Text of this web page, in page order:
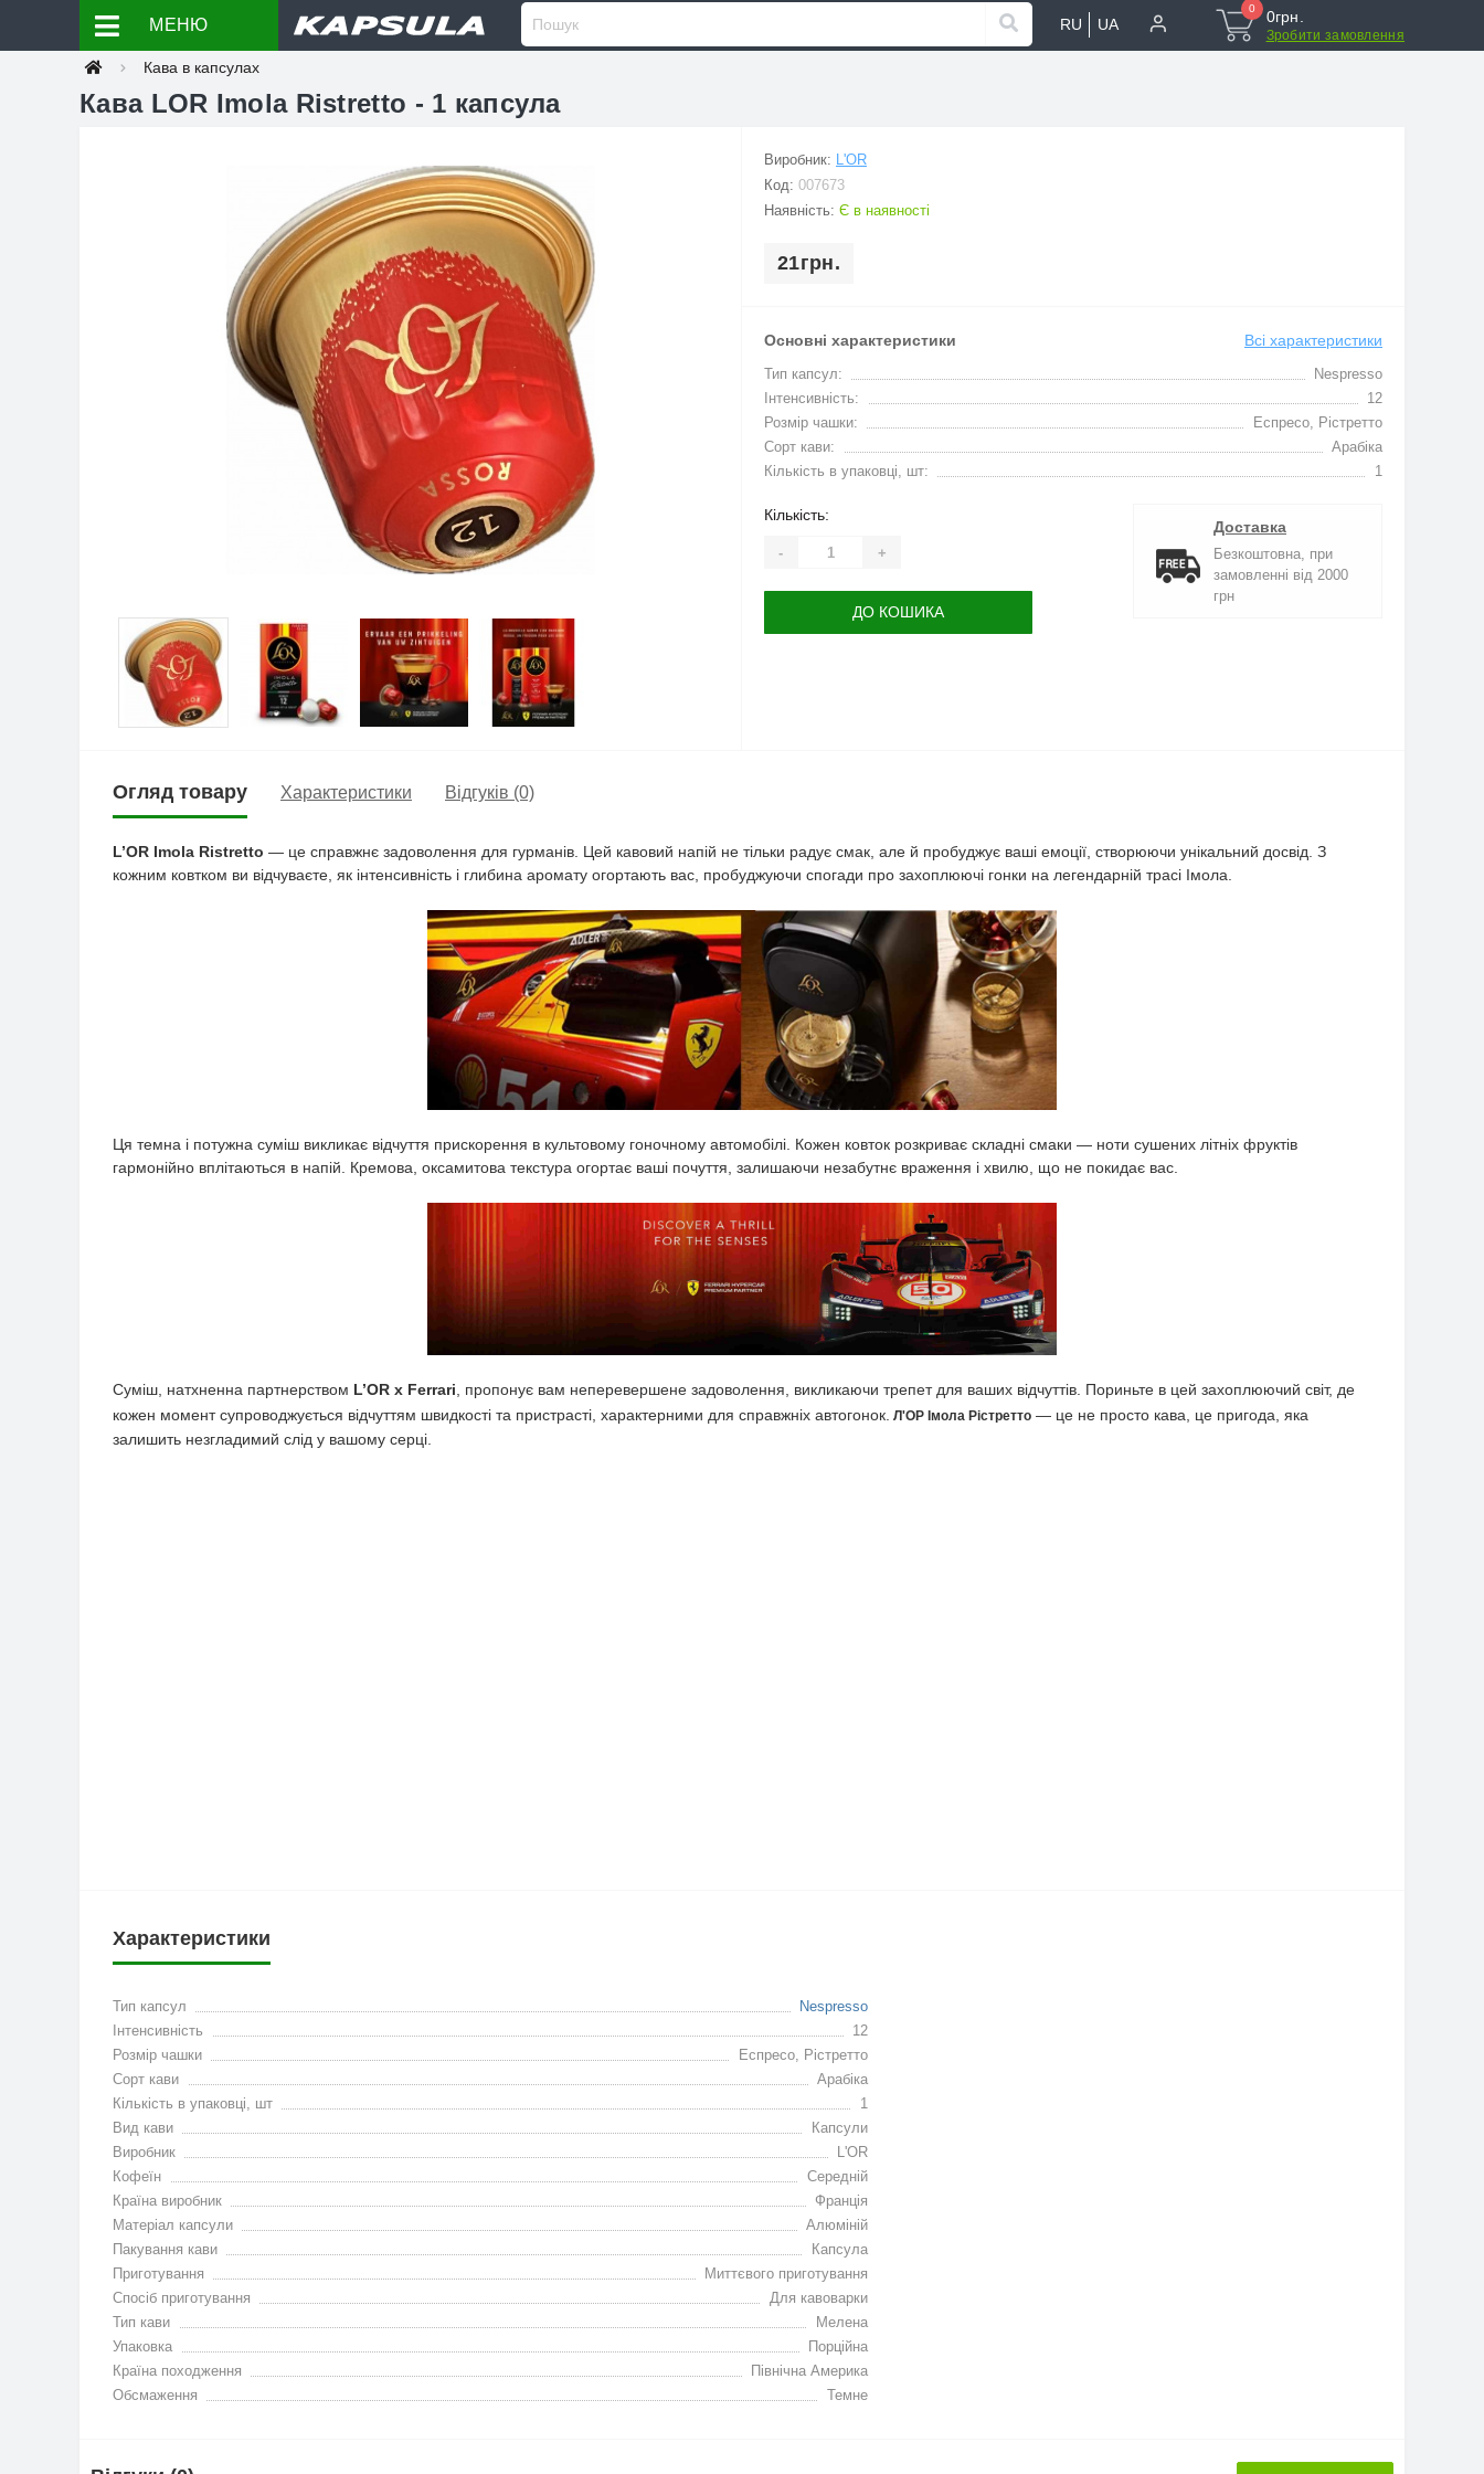
МЕНЮ RU UA
0 0грн.
Зробити замовлення
Кава в капсулах
Кава LOR Imola Ristretto - 1 капсула
Виробник: L'OR
Код: 007673
Наявність: Є в наявності
21грн.
Основні характеристики Всі характеристики
Тип капсул:
Nespresso
Інтенсивність:
12
Розмір чашки:
Еспресо, Рiстретто
Сорт кави:
Арабіка
Кількість в упаковці, шт:
1
Кількість:
- +
ДО КОШИКА
Доставка
Безкоштовна, при
замовленні від 2000
грн
Огляд товару Характеристики Відгуків (0)
L’OR Imola Ristretto — це справжнє задоволення для гурманів. Цей кавовий напій не тільки радує смак, але й пробуджує ваші емоції, створюючи унікальний досвід. З
кожним ковтком ви відчуваєте, як інтенсивність і глибина аромату огортають вас, пробуджуючи спогади про захоплюючі гонки на легендарній трасі Імола.
Ця темна і потужна суміш викликає відчуття прискорення в культовому гоночному автомобілі. Кожен ковток розкриває складні смаки — ноти сушених літніх фруктів
гармонійно вплітаються в напій. Кремова, оксамитова текстура огортає ваші почуття, залишаючи незабутнє враження і хвилю, що не покидає вас.
Суміш, натхненна партнерством L’OR x Ferrari, пропонує вам неперевершене задоволення, викликаючи трепет для ваших відчуттів. Пориньте в цей захоплюючий світ, де
кожен момент супроводжується відчуттям швидкості та пристрасті, характерними для справжніх автогонок. Л'ОР Імола Рістретто — це не просто кава, це пригода, яка
залишить незгладимий слід у вашому серці.
Характеристики
Тип капсул
Nespresso
Інтенсивність
12
Розмір чашки
Еспресо, Рiстретто
Сорт кави
Арабіка
Кількість в упаковці, шт
1
Вид кави
Капсули
Виробник
L'OR
Кофеїн
Середнiй
Країна виробник
Франція
Матеріал капсули
Алюміній
Пакування кави
Капсула
Приготування
Миттєвого приготування
Спосіб приготування
Для кавоварки
Тип кави
Мелена
Упаковка
Порційна
Країна походження
Пiвнiчна Америка
Обсмаження
Темне